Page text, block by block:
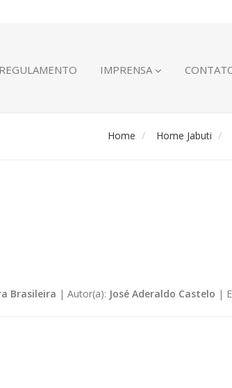
REGULAMENTO IMPRENSA
Home Home Jabuti
Brasileira | Autor(a): José Aderaldo Castelo |